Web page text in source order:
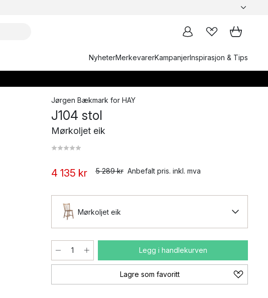
NyheterMerkevarerKampanjerInspirasjon & Tips
Jørgen Bækmark for HAY
J104 stol
Mørkoljet eik
4 135 kr 5 289 kr Anbefalt pris. inkl. mva
Mørkoljet eik
Legg i handlekurven
Lagre som favoritt